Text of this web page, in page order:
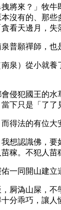
將來？」牧
沒有的、那
看天邊月，
普願禪師，也
泉）從小就
侵犯國王的
下只是「了
得法的有位大
想認識佛，
稼。不犯人
一同開山建立
，屙溈山屎，
分乖巧，讓人